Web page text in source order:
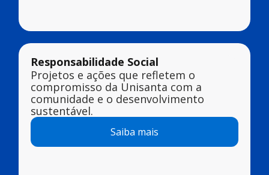
Responsabilidade Social
Projetos e ações que refletem o
compromisso da Unisanta com a
comunidade e o desenvolvimento
sustentável.
Saiba mais